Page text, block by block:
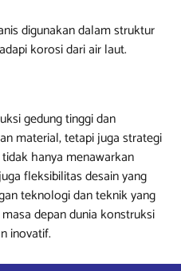
digunakan dalam struktur
korosi dari air laut.
gedung tinggi dan
material, tetapi juga strategi
hanya menawarkan
fleksibilitas desain yang
teknologi dan teknik yang
depan dunia konstruksi
inovatif.